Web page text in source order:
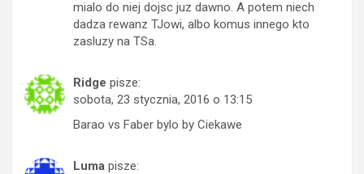
mialo do niej dojsc juz dawno. A potem niech
dadza rewanz TJowi, albo komus innego kto
zasluzy na TSa.
Ridge pisze:
sobota, 23 stycznia, 2016 o 13:15
Barao vs Faber bylo by Ciekawe
Luma pisze: